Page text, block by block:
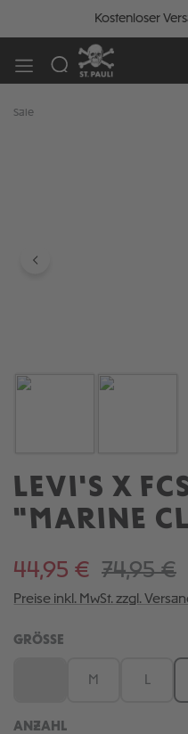
Kostenloser
Sale
LEVI'S X
"MARINE
44,95 € 74,95 €
Preise inkl. MwSt. zzgl.
GRÖSSE
M
ANZAHL